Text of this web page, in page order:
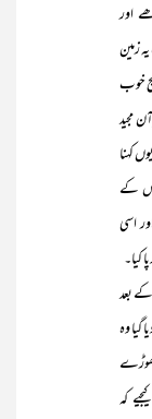
اور
زمین
خوب
مجید
کہنا
کے
اسی
کیا۔
بعد
گیا وہ
کہ